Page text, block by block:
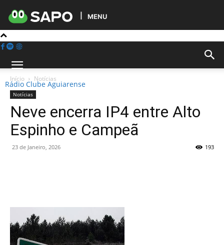
MENU
Rádio Clube Aguiarense
Início Notícias
Notícias
Neve encerra IP4 entre Alto
Espinho e Campeã
23 de Janeiro, 2026 193